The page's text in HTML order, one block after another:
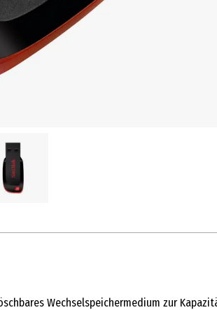
Wechselspeichermedium zur